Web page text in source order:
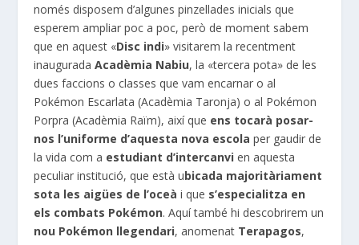
només disposem d’algunes pinzellades inicials que
esperem ampliar poc a poc, però de moment sabem
que en aquest «Disc indi» visitarem la recentment
inauguradaAcadèmia Nabiu, la «tercera pota» de les
dues faccions o classes que vam encarnar o al
Pokémon Escarlata (Acadèmia Taronja) o al Pokémon
Porpra (Acadèmia Raïm), així que ens tocarà posar-
nos l’uniforme d’aquesta nova escola per gaudir de
la vida com a estudiant d’intercanvi en aquesta
peculiar institució, que està ubicada majoritàriament
sota les aigües de l’oceà i que s’especialitza en
els combats Pokémon. Aquí també hi descobrirem un
nou Pokémon llegendari, anomenat Terapagos,